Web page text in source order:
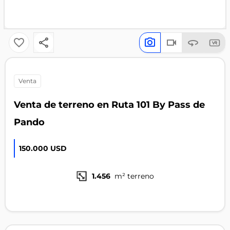
venta
Venta de terreno en Ruta 101 By Pass de
Pando
150.000 USD
1.456 m² terreno